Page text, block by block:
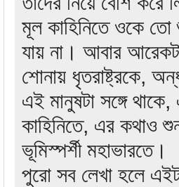
মূল কাহিনিতে ওকে তো
যায় না। আবার
শোনায় ধৃতরাষ্ট্রকে,
এই মানুষটা সঙ্গে
কাহিনিতে, এর কথাও
ভূমিস্পর্শী মহাভারতে।
পুরো সব লেখা হলে